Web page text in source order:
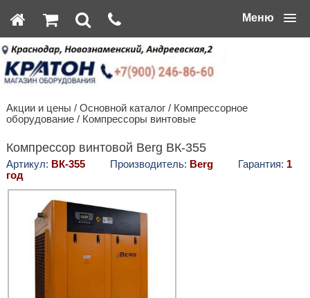
Меню
Акции и цены / Основной каталог/ Компрессорное
оборудование/ Компрессоры винтовые
Компрессор винтовой Berg ВК-355
Артикул: ВК-355Производитель: BergГарантия: 1
год